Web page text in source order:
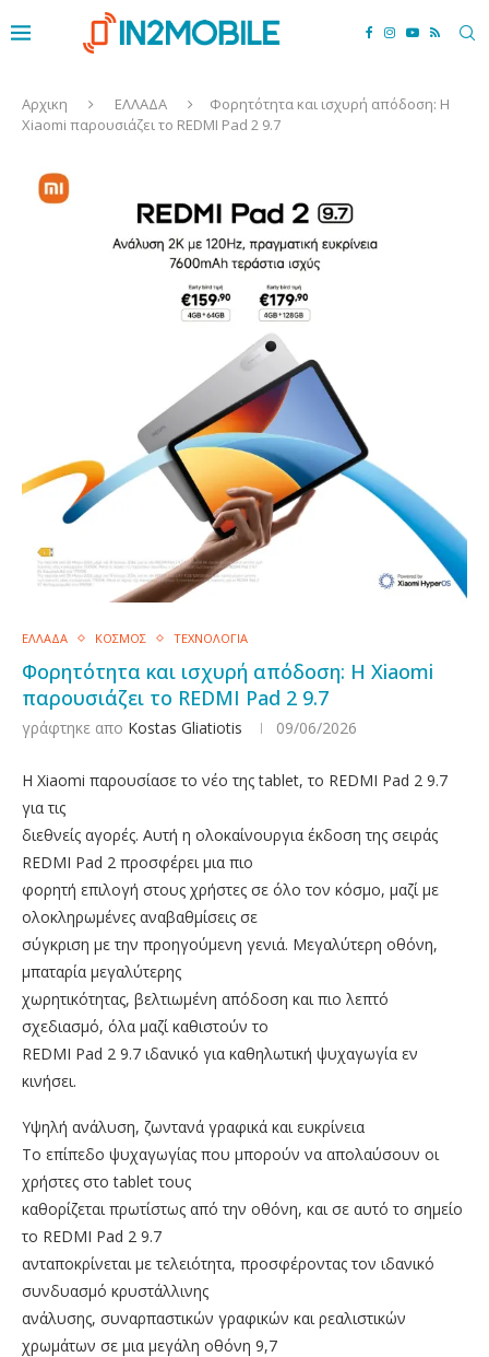
Αρχικη ΕΛΛΑΔΑ
Φορητότητα και ισχυρή απόδοση: Η
Xiaomi παρουσιάζει το REDMI Pad 2 9.7
ΕΛΛΑΔΑ ΚΟΣΜΟΣ ΤΕΧΝΟΛΟΓΙΑ
Φορητότητα και ισχυρή απόδοση: Η Xiaomi
παρουσιάζει το REDMI Pad 2 9.7
γράφτηκε απο Kostas Gliatiotis 09/06/2026
Η Xiaomi παρουσίασε το νέο της tablet, το REDMI Pad 2 9.7
για τις
διεθνείς αγορές. Αυτή η ολοκαίνουργια έκδοση της σειράς
REDMI Pad 2 προσφέρει μια πιο
φορητή επιλογή στους χρήστες σε όλο τον κόσμο, μαζί με
ολοκληρωμένες αναβαθμίσεις σε
σύγκριση με την προηγούμενη γενιά. Μεγαλύτερη οθόνη,
μπαταρία μεγαλύτερης
χωρητικότητας, βελτιωμένη απόδοση και πιο λεπτό
σχεδιασμό, όλα μαζί καθιστούν το
REDMI Pad 2 9.7 ιδανικό για καθηλωτική ψυχαγωγία εν
κινήσει.
Υψηλή ανάλυση, ζωντανά γραφικά και ευκρίνεια
Το επίπεδο ψυχαγωγίας που μπορούν να απολαύσουν οι
χρήστες στο tablet τους
καθορίζεται πρωτίστως από την οθόνη, και σε αυτό το σημείο
το REDMI Pad 2 9.7
ανταποκρίνεται με τελειότητα, προσφέροντας τον ιδανικό
συνδυασμό κρυστάλλινης
ανάλυσης, συναρπαστικών γραφικών και ρεαλιστικών
χρωμάτων σε μια μεγάλη οθόνη 9,7